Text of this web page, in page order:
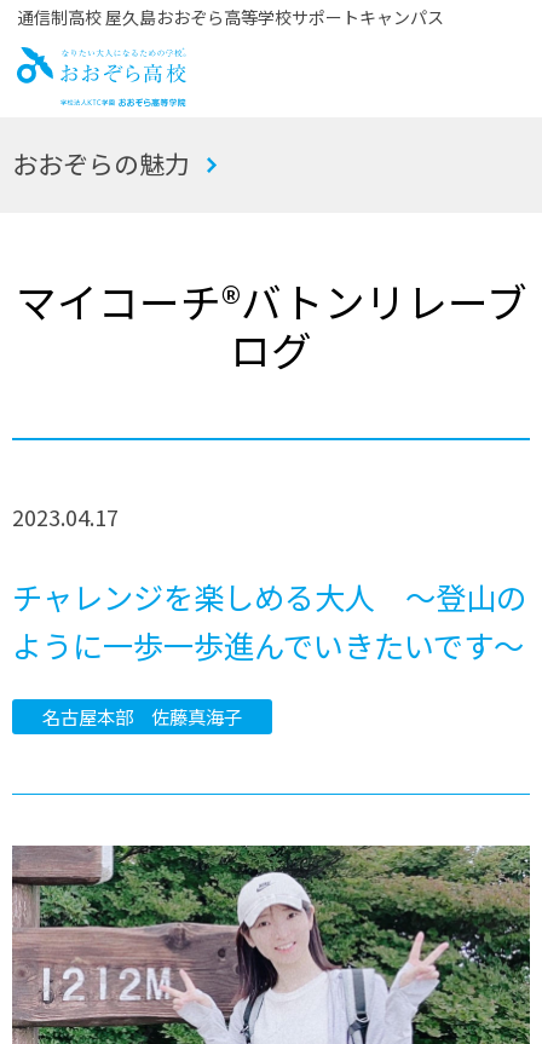
通信制高校 屋久島おおぞら高等学校サポートキャンパス
お
おおぞらの魅力
マイコーチ®バトンリレーブ
ログ
2023.04.17
チャレンジを楽しめる大人 ～登山の
ように一歩一歩進んでいきたいです～
名古屋本部 佐藤真海子